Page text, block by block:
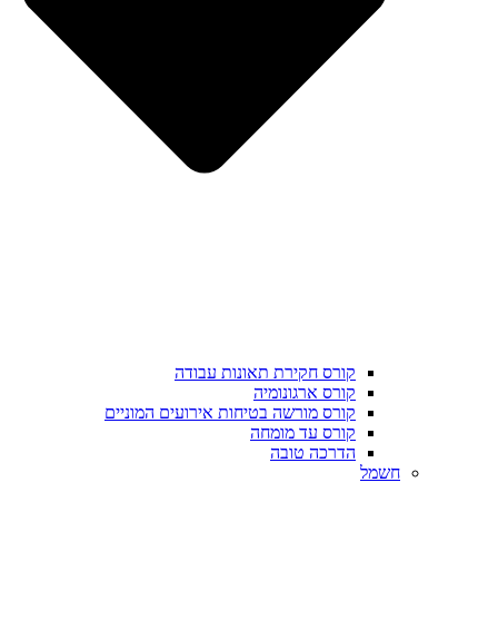
קורס חקירת תאונות עבודה
קורס ארגונומיה
קורס מורשה בטיחות אירועים המוניים
קורס עד מומחה
הדרכה טובה
חשמל